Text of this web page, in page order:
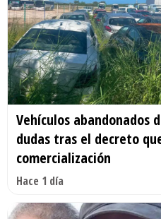
Vehículos abandonados
dudas tras el decreto
comercialización
Hace 1 día